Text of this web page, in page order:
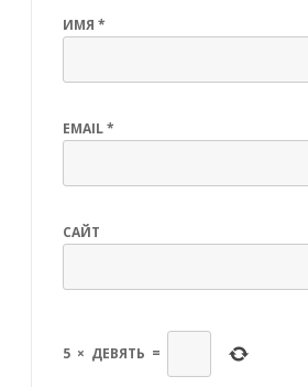
ИМЯ *
EMAIL*
САЙТ
5 × ДЕВЯТЬ =